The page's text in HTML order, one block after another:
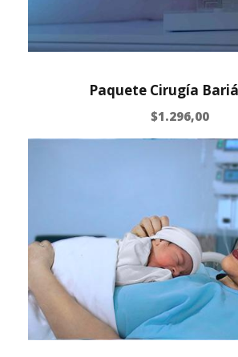
Paquete Cirugía
$1.296,00